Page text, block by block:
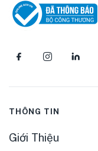
THÔNG TIN
Giới Thiệu